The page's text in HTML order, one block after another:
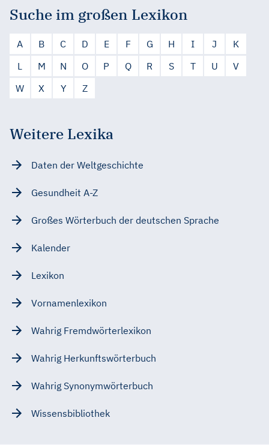
Suche im großen Lexikon
A B C D E F G H I J
K
L
M N O P Q R S T U
V
W
X Y Z
Weitere Lexika
Daten der Weltgeschichte
Gesundheit A-Z
Großes Wörterbuch der deutschen Sprache
Kalender
Lexikon
Vornamenlexikon
Wahrig Fremdwörterlexikon
Wahrig Herkunftswörterbuch
Wahrig Synonymwörterbuch
Wissensbibliothek